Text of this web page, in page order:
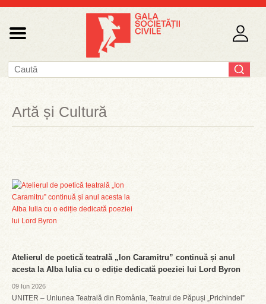
Artă și Cultură
Atelierul de poetică teatrală „Ion Caramitru” continuă și anul
acesta la Alba Iulia cu o ediție dedicată poeziei lui Lord Byron
09 Iun 2026
UNITER – Uniunea Teatrală din România, Teatrul de Păpuși „Prichindel”